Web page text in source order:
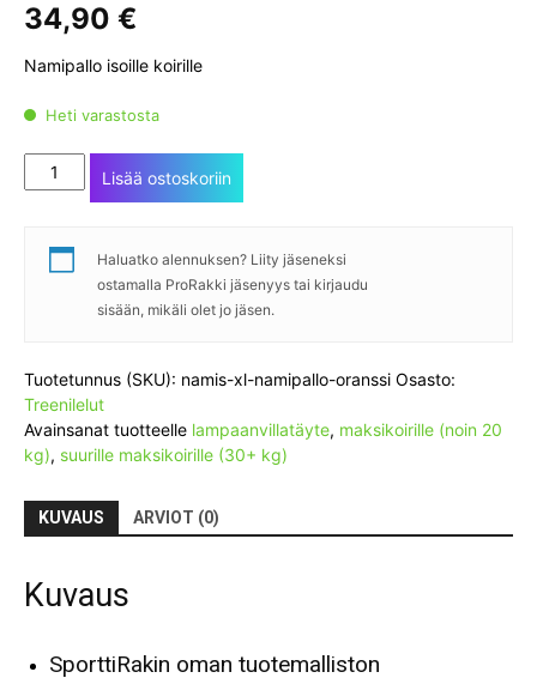
34,90 €
Namipallo isoille koirille
Heti varastosta
Namis
XL
Lisää ostoskoriin
Haluatko alennuksen? Liity jäseneksi
ostamalla ProRakki jäsenyys tai kirjaudu
sisään, mikäli olet jo jäsen.
Tuotetunnus (SKU): namis-xl-namipallo-oranssi Osasto:
Treenilelut
Avainsanat tuotteelle lampaanvillatäyte, maksikoirille (noin 20
kg), suurille maksikoirille (30+ kg)
KUVAUS ARVIOT (0)
Kuvaus
SporttiRakin oman tuotemalliston